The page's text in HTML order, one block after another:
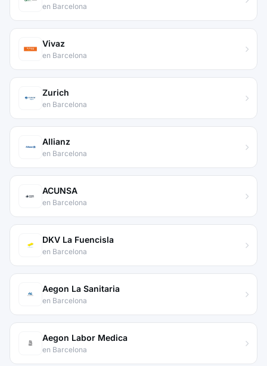
en Barcelona
Vivaz
en Barcelona
Zurich
en Barcelona
Allianz
en Barcelona
ACUNSA
en Barcelona
DKV La Fuencisla
en Barcelona
Aegon La Sanitaria
en Barcelona
Aegon Labor Medica
en Barcelona